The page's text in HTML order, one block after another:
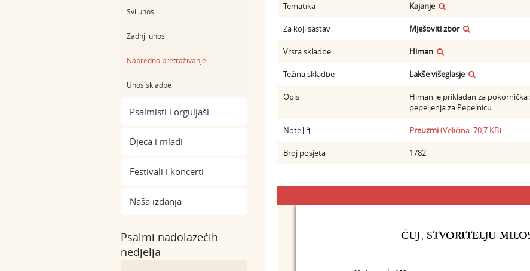
Svi unosi
Zadnji unos
Napredno pretraživanje
Unos skladbe
Psalmisti i orguljaši
Djeca i mladi
Festivali i koncerti
Naša izdanja
Psalmi nadolazećih
nedjelja
Tematika Kajanje
Za koji sastav Mješoviti zbor
Vrsta skladbe Himan
Težina skladbe Lakše višeglasje
Opis
Himan je prikladan za
pepeljenja za Pepelnicu
Note Preuzmi(Veličina: 70,7 KB)
Broj posjeta 1782